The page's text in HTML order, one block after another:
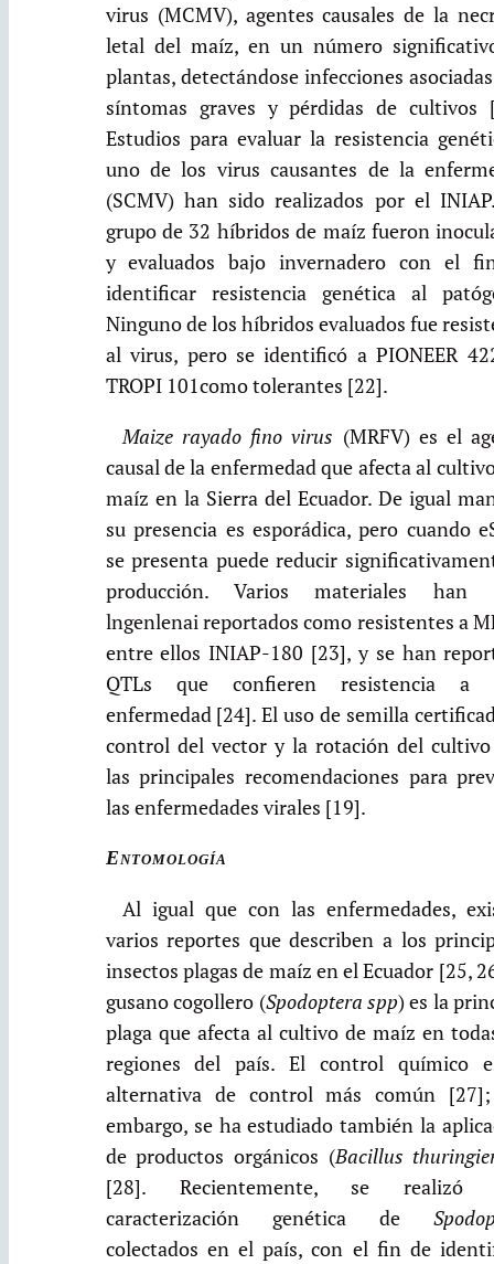
virus (MCMV), agentes causales de la
letal del maíz, en un número
plantas, detectándose infecciones
síntomas graves y pérdidas de cultivos
Estudios para evaluar la resistencia
uno de los virus causantes de la
(SCMV) han sido realizados por el
grupo de 32 híbridos de maíz fueron
y evaluados bajo invernadero con el
identificar resistencia genética al
Ninguno de los híbridos evaluados fue
al virus, pero se identificó a PIONEER
TROPI 101como tolerantes [22].
Maize rayado fino virus (MRFV) es el
causal de la enfermedad que afecta al
maíz en la Sierra del Ecuador. De igual
su presencia es esporádica, pero cuando
se presenta puede reducir
producción. Varios materiales han
lngenlenai reportados como resistentes a
entre ellos INIAP-180 [23], y se han
QTLs que confieren resistencia a
enfermedad [24]. El uso de semilla
control del vector y la rotación del
las principales recomendaciones para
las enfermedades virales [19].
Entomología
Al igual que con las enfermedades,
varios reportes que describen a los
insectos plagas de maíz en el Ecuador [25,
gusano cogollero (Spodoptera spp) es la
plaga que afecta al cultivo de maíz en
regiones del país. El control químico
alternativa de control más común
embargo, se ha estudiado también la
de productos orgánicos (Bacillus
[28]. Recientemente, se realizó
caracterización genética de
colectados en el país, con el fin de